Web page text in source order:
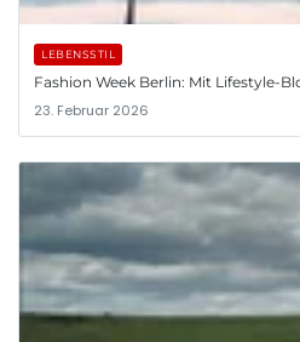
LEBENSSTIL
Fashion Week Berlin: Mit Lifestyle-
23. Februar 2026